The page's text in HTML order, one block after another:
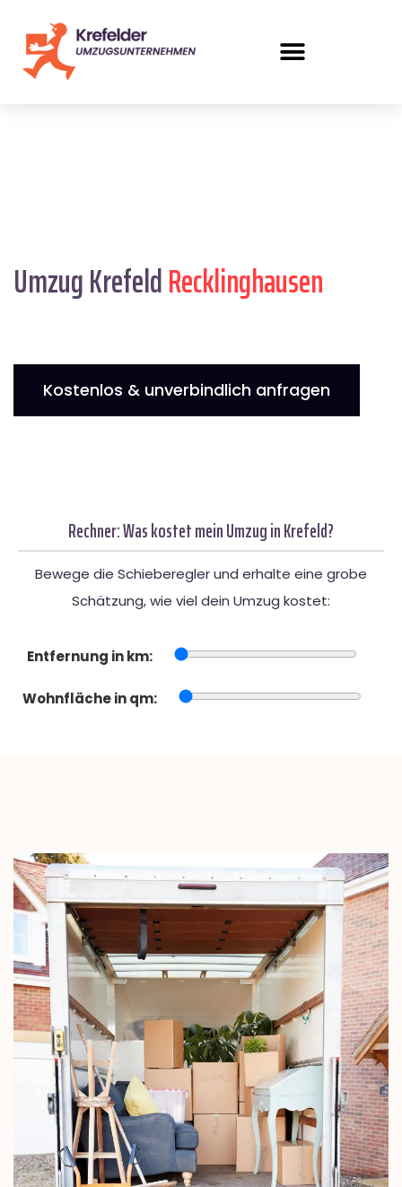
Umzug KrefeldRecklinghausen
Kostenlos & unverbindlich anfragen
Rechner: Was kostet mein Umzug in Krefeld?
Bewege die Schieberegler und erhalte eine grobe
Schätzung, wie viel dein Umzug kostet:
Entfernung in km:
Wohnfläche in qm: